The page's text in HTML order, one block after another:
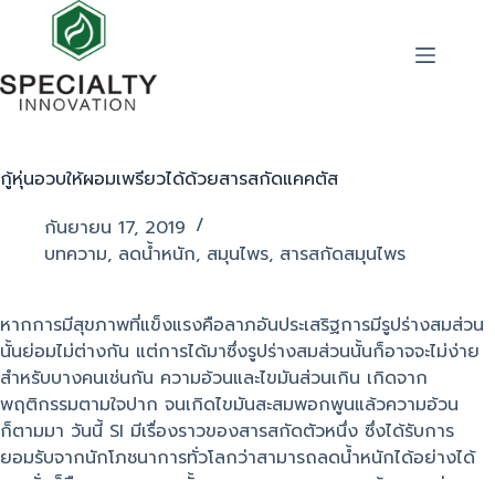
กู้หุ่นอวบให้ผอมเพรียวได้ด้วยสารสกัดแคคตัส
กันยายน 17, 2019
บทความ, ลดน้ำหนัก, สมุนไพร, สารสกัดสมุนไพร
หากการมีสุขภาพที่แข็งแรงคือลาภอันประเสริฐการมีรูปร่างสมส่วน
นั้นย่อมไม่ต่างกัน แต่การได้มาซึ่งรูปร่างสมส่วนนั้นก็อาจจะไม่ง่าย
สำหรับบางคนเช่นกัน ความอ้วนและไขมันส่วนเกิน เกิดจาก
พฤติกรรมตามใจปาก จนเกิดไขมันสะสมพอกพูนแล้วความอ้วน
ก็ตามมา วันนี้ SI มีเรื่องราวของสารสกัดตัวหนึ่ง ซึ่งได้รับการ
ยอมรับจากนักโภชนาการทั่วโลกว่าสามารถลดน้ำหนักได้อย่างได้